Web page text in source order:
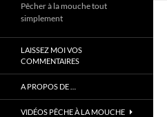
Pêcher à la mouche tout
simplement
LAISSEZ MOI VOS
COMMENTAIRES
A PROPOS DE …
VIDÉOS PÊCHE À LA MOUCHE